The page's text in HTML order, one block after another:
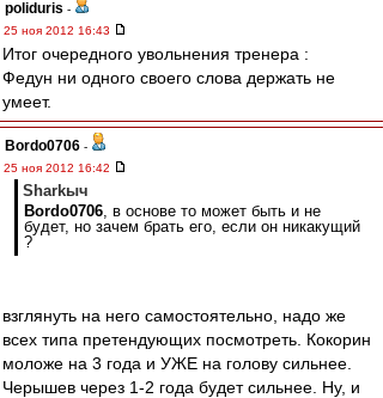
poliduris -
25 ноя 2012 16:43
Итог очередного увольнения тренера :
Федун ни одного своего слова держать не
умеет.
Bordo0706 -
25 ноя 2012 16:42
Sharkыч
Bordo0706, в основе то может быть и не
будет, но зачем брать его, если он никакущий
?
взглянуть на него самостоятельно, надо же
всех типа претендующих посмотреть. Кокорин
моложе на 3 года и УЖЕ на голову сильнее.
Черышев через 1-2 года будет сильнее. Ну, и